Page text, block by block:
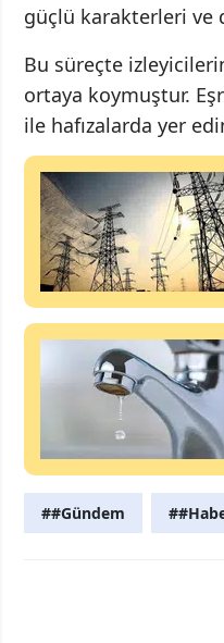
güçlü karakterleri ve
Bu süreçte
ortaya koymuştur.
ile hafızalarda yer
##Gündem